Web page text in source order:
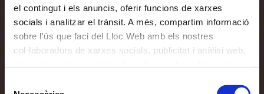
el contingut i els anuncis, oferir funcions de xarxes
socials i analitzar el trànsit. A més, compartim informació
sobre l'ús que faci del Lloc Web amb els nostres
col·laboradors de xarxes socials, publicitat i anàlisi web,